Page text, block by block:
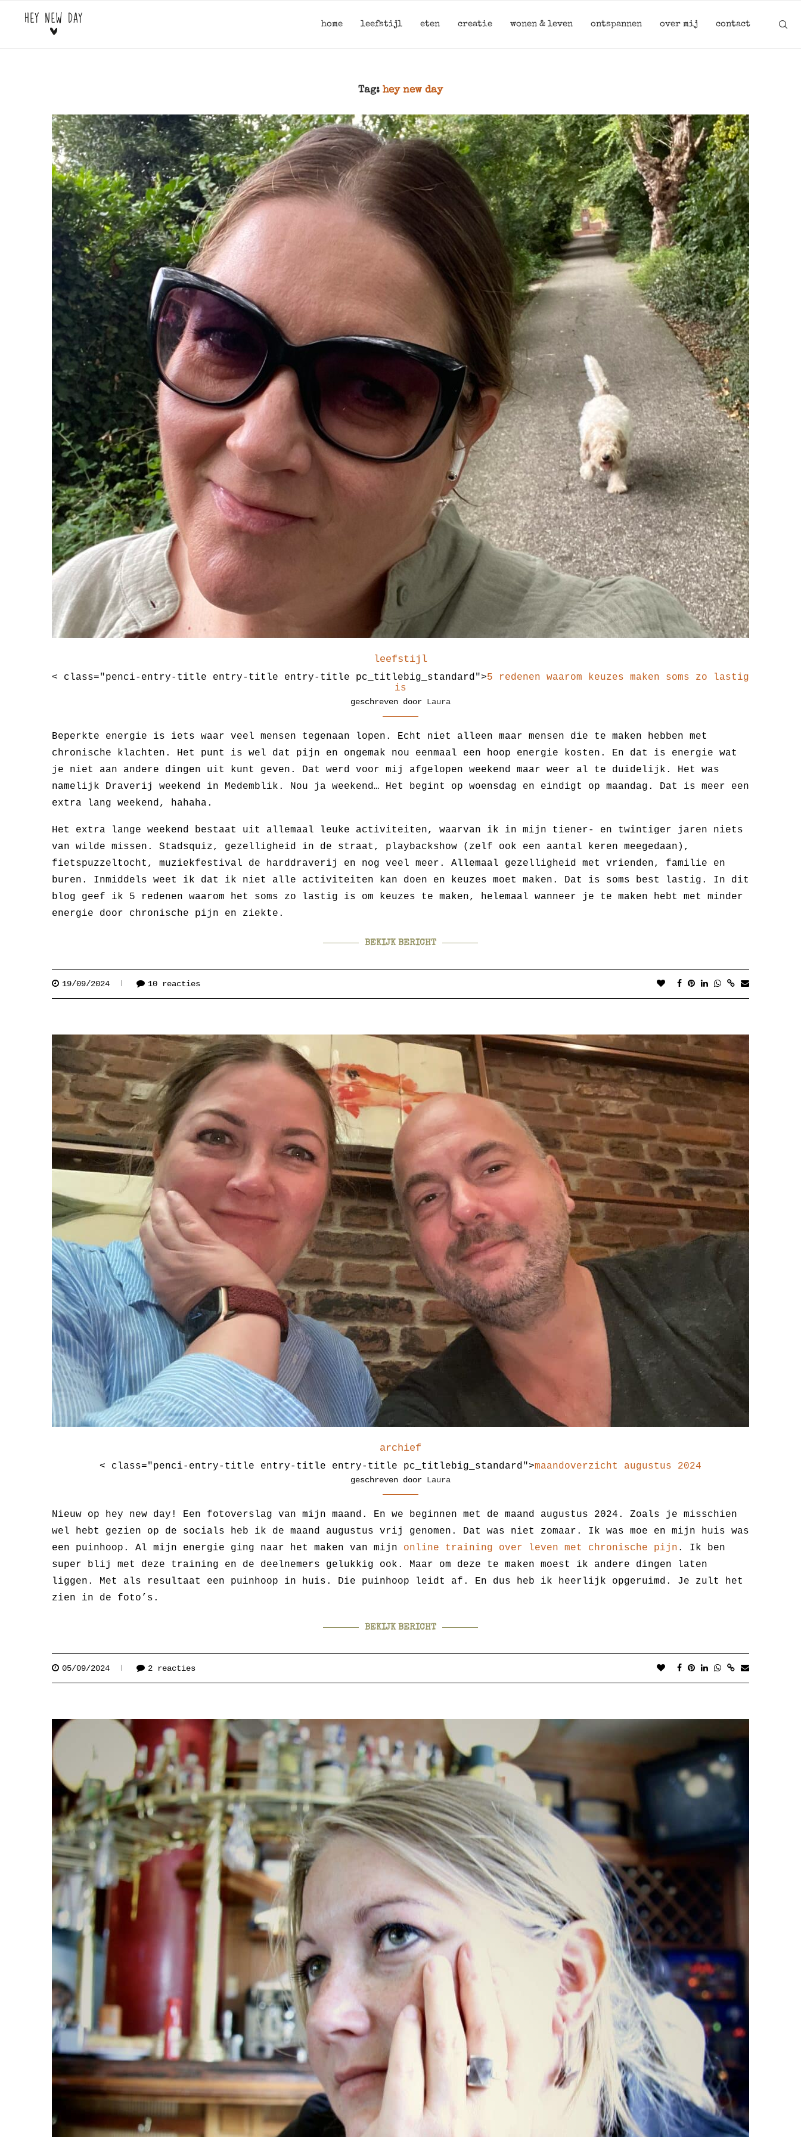
home leefstijl eten creatie wonen & leven ontspannen over mij contact
Tag: hey new day
leefstijl
< class="penci-entry-title entry-title entry-title pc_titlebig_standard">5 redenen waarom keuzes maken soms zo lastig
is
geschreven door Laura
Beperkte energie is iets waar veel mensen tegenaan lopen. Echt niet alleen maar mensen die te maken hebben met
chronische klachten. Het punt is wel dat pijn en ongemak nou eenmaal een hoop energie kosten. En dat is energie wat
je niet aan andere dingen uit kunt geven. Dat werd voor mij afgelopen weekend maar weer al te duidelijk. Het was
namelijk Draverij weekend in Medemblik. Nou ja weekend… Het begint op woensdag en eindigt op maandag. Dat is meer een
extra lang weekend, hahaha.
Het extra lange weekend bestaat uit allemaal leuke activiteiten, waarvan ik in mijn tiener- en twintiger jaren niets
van wilde missen. Stadsquiz, gezelligheid in de straat, playbackshow (zelf ook een aantal keren meegedaan),
fietspuzzeltocht, muziekfestival de harddraverij en nog veel meer. Allemaal gezelligheid met vrienden, familie en
buren. Inmiddels weet ik dat ik niet alle activiteiten kan doen en keuzes moet maken. Dat is soms best lastig. In dit
blog geef ik 5 redenen waarom het soms zo lastig is om keuzes te maken, helemaal wanneer je te maken hebt met minder
energie door chronische pijn en ziekte.
BEKIJK BERICHT
19/09/2024 10 reacties
archief
< class="penci-entry-title entry-title entry-title pc_titlebig_standard">maandoverzicht augustus 2024
geschreven door Laura
Nieuw op hey new day! Een fotoverslag van mijn maand. En we beginnen met de maand augustus 2024. Zoals je misschien
wel hebt gezien op de socials heb ik de maand augustus vrij genomen. Dat was niet zomaar. Ik was moe en mijn huis was
een puinhoop. Al mijn energie ging naar het maken van mijn online training over leven met chronische pijn . Ik ben
super blij met deze training en de deelnemers gelukkig ook. Maar om deze te maken moest ik andere dingen laten
liggen. Met als resultaat een puinhoop in huis. Die puinhoop leidt af. En dus heb ik heerlijk opgeruimd. Je zult het
zien in de foto’s.
BEKIJK BERICHT
05/09/2024 2 reacties